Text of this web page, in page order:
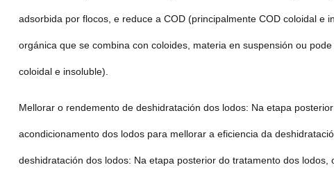
adsorbida por flocos, e reduce a COD (principalmente COD coloidal
orgánica que se combina con coloides, materia en suspensión ou
coloidal e insoluble).
Mellorar o rendemento de deshidratación dos lodos: Na etapa
acondicionamento dos lodos para mellorar a eficiencia da
deshidratación dos lodos: Na etapa posterior do tratamento dos